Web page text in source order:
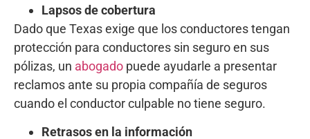
Lapsos de cobertura
Dado que Texas exige que los conductores tengan
protección para conductores sin seguro en sus
pólizas, un abogado puede ayudarle a presentar
reclamos ante su propia compañía de seguros
cuando el conductor culpable no tiene seguro.
Retrasos en la información